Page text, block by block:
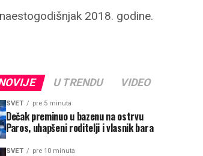
2018. godine.
U TRENDU VIDEO
SVET pre 5 minuta
Dečak preminuo u bazenu na ostrvu
Paros, uhapšeni roditelji i vlasnik bara
SVET pre 10 minuta